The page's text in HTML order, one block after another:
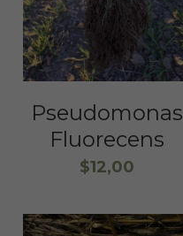
Pseudomonas
Fluorecens
$12,00